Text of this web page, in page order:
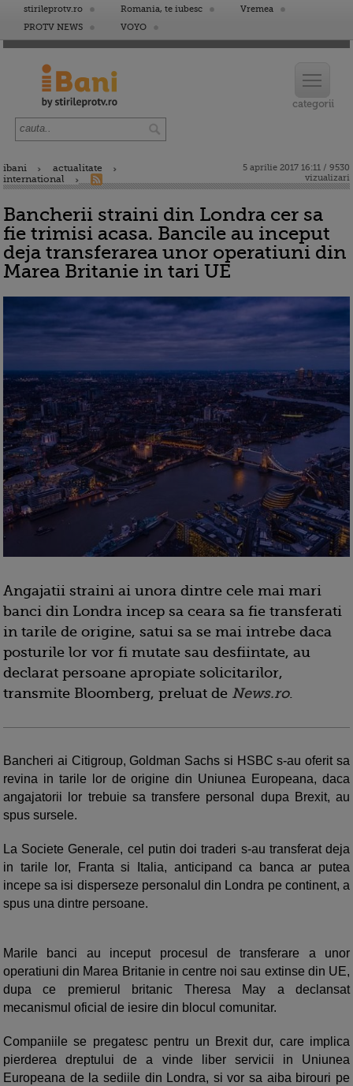
stirileprotv.ro Romania, te iubesc
Vremea
PROTV NEWS
VOYO
ibani
actualitate
international
5 aprilie 2017 16:11 / 9530
vizualizari
Bancherii straini din Londra cer sa
fie trimisi acasa. Bancile au inceput
deja transferarea unor operatiuni din
Marea Britanie in tari UE
Angajatii straini ai unora dintre cele mai mari
banci din Londra incep sa ceara sa fie transferati
in tarile de origine, satui sa se mai intrebe daca
posturile lor vor fi mutate sau desfiintate, au
declarat persoane apropiate solicitarilor,
transmite Bloomberg, preluat de News.ro.
Bancheri ai Citigroup, Goldman Sachs si HSBC s-au oferit sa
revina in tarile lor de origine din Uniunea Europeana, daca
angajatorii lor trebuie sa transfere personal dupa Brexit, au
spus sursele.
La Societe Generale, cel putin doi traderi s-au transferat deja
in tarile lor, Franta si Italia, anticipand ca banca ar putea
incepe sa isi disperseze personalul din Londra pe continent, a
spus una dintre persoane.
Marile banci au inceput procesul de transferare a unor
operatiuni din Marea Britanie in centre noi sau extinse din UE,
dupa ce premierul britanic Theresa May a declansat
mecanismul oficial de iesire din blocul comunitar.
Companiile se pregatesc pentru un Brexit dur, care implica
pierderea dreptului de a vinde liber servicii in Uniunea
Europeana de la sediile din Londra, si vor sa aiba birouri pe